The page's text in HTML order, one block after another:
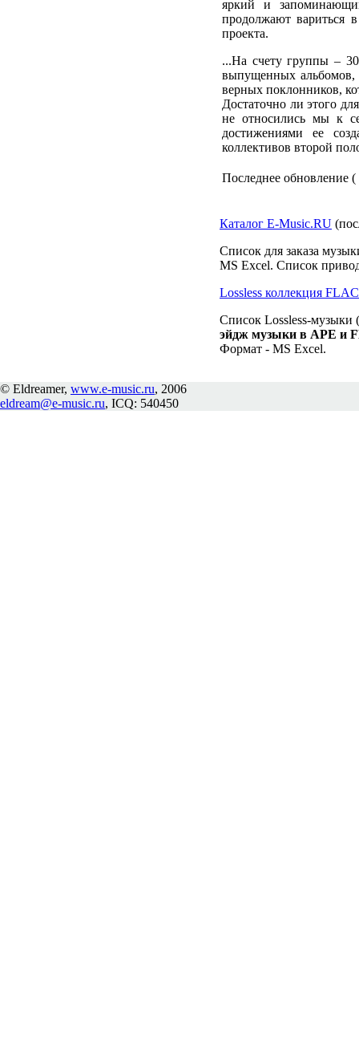
яркий и
продолжают вариться
проекта.
...На счету группы –
выпущенных альбомов,
верных поклонников,
Достаточно ли этого
не относились мы к
достижениями ее
коллективов второй
Последнее обновление (
Каталог E-Music.RU
Список для заказа
MS Excel. Список
Lossless коллекция
Список Lossless-музыки
эйдж музыки в APE и
Формат - MS Excel.
© Eldreamer, www.e-music.ru, 2006
eldream@e-music.ru, ICQ: 540450